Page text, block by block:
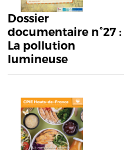
Dossier
documentaire n°27 :
La pollution
lumineuse